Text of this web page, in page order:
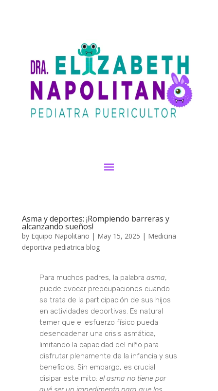
Asma y deportes: ¡Rompiendo barreras y
alcanzando sueños!
by Equipo Napolitano | May 15, 2025 | Medicina
deportiva pediatrica blog
Para muchos padres, la palabra asma,
puede evocar preocupaciones cuando
se trata de la participación de sus hijos
en actividades deportivas. Es natural
temer que el esfuerzo físico pueda
desencadenar una crisis asmática,
limitando la capacidad del niño para
disfrutar plenamente de la infancia y sus
beneficios. Sin embargo, es crucial
disipar este mito: el asma no tiene por